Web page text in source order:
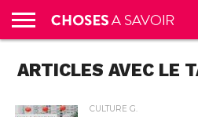
CULTURE
G.
SCIENCES
SANTÉ
HISTOIRE
ÉCONOMIE
INCROYABLE
!
TECH
AUTRES
S’ABONNER
AUX
CONTACT
A
PROPOS
ARTICLES AVEC LE
CULTURE G.